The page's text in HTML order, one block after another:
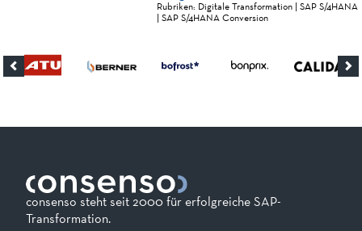
Rubriken: Digitale Transformation | SAP S/4HANA
| SAP S/4HANA Conversion
consenso steht seit 2000 für erfolgreiche SAP-
Transformation.